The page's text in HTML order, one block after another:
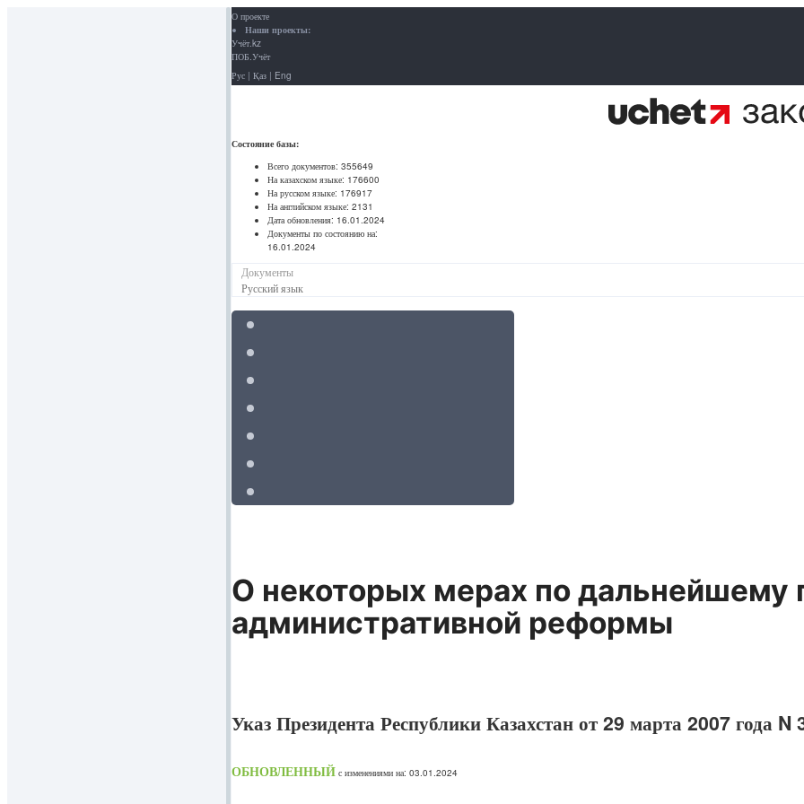
О проекте
Наши проекты:
Учёт.kz
ПОБ.Учёт
Рус | Қаз | Eng
Состояние базы:
Всего документов: 355649
На казахском языке: 176600
На русском языке: 176917
На английском языке: 2131
Дата обновления: 16.01.2024
Документы по состоянию на:
16.01.2024
Документы
Русский язык
О некоторых мерах по дальнейшему
административной реформы
Указ Президента Республики Казахстан от 29 марта 2007 года N
ОБНОВЛЕННЫЙ с изменениями на: 03.01.2024